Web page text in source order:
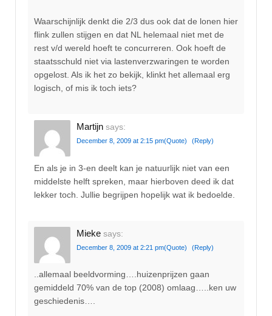
Waarschijnlijk denkt die 2/3 dus ook dat de lonen hier
flink zullen stijgen en dat NL helemaal niet met de
rest v/d wereld hoeft te concurreren. Ook hoeft de
staatsschuld niet via lastenverzwaringen te worden
opgelost. Als ik het zo bekijk, klinkt het allemaal erg
logisch, of mis ik toch iets?
Martijn says:
December 8, 2009 at 2:15 pm(Quote) (Reply)
En als je in 3-en deelt kan je natuurlijk niet van een
middelste helft spreken, maar hierboven deed ik dat
lekker toch. Jullie begrijpen hopelijk wat ik bedoelde.
Mieke says:
December 8, 2009 at 2:21 pm(Quote) (Reply)
..allemaal beeldvorming….huizenprijzen gaan
gemiddeld 70% van de top (2008) omlaag…..ken uw
geschiedenis….